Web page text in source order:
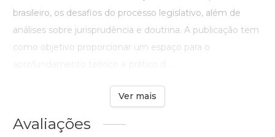
brasileiro, os desafios do processo legislativo, além de
análises sobre jurisprudência e doutrina. A publicação tem
como objetivo proporcionar um espaço para o
Ver mais
Avaliações